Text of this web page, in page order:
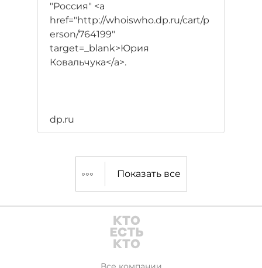
"Россия" <a
href="http://whoiswho.dp.ru/cart/p
erson/764199"
target=_blank>Юрия
Ковальчука</a>.
dp.ru
Показать все